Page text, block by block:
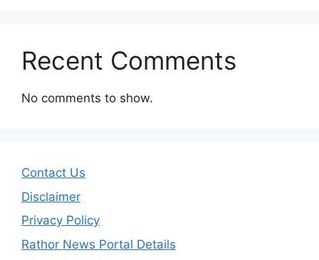
Recent Comments
No comments to show.
Contact Us
Disclaimer
Privacy Policy
Rathor News Portal Details